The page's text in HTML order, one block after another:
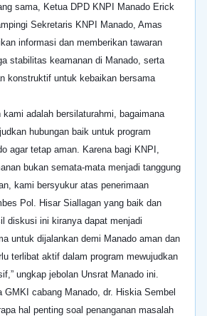
sama, Ketua DPD KNPI Manado Erick
Sekretaris KNPI Manado, Amas
informasi dan memberikan tawaran
stabilitas keamanan di Manado, serta
konstruktif untuk kebaikan bersama
kami adalah bersilaturahmi, bagaimana
hubungan baik untuk program
agar tetap aman. Karena bagi KNPI,
bukan semata-mata menjadi tanggung
kami bersyukur atas penerimaan
Pol. Hisar Siallagan yang baik dan
diskusi ini kiranya dapat menjadi
untuk dijalankan demi Manado aman dan
terlibat aktif dalam program mewujudkan
ungkap jebolan Unsrat Manado ini.
GMKI cabang Manado, dr. Hiskia Sembel
hal penting soal penanganan masalah